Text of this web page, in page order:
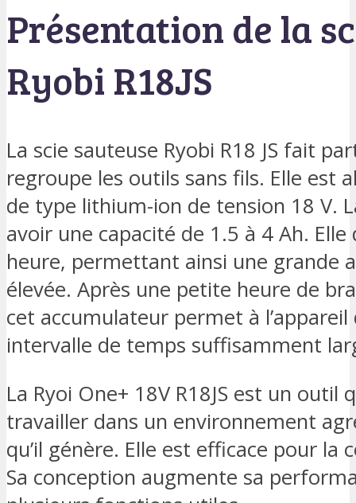
Présentation de la
Ryobi R18JS
La scie sauteuse Ryobi R18 JS fait
regroupe les outils sans fils. Elle est
de type lithium-ion de tension 18 V.
avoir une capacité de 1.5 à 4 Ah.
heure, permettant ainsi une grande
élevée. Après une petite heure de
cet accumulateur permet à
intervalle de temps suffisamment
La Ryoi One+ 18V R18JS est un
travailler dans un environnement
qu’il génère. Elle est efficace pour
Sa conception augmente sa